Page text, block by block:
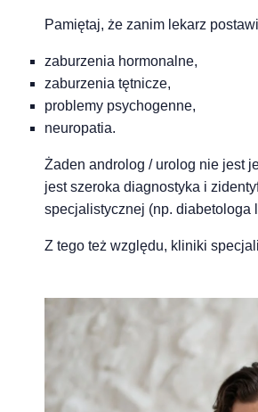
Pamiętaj, że zanim lekarz
zaburzenia hormonalne,
zaburzenia tętnicze,
problemy psychogenne,
neuropatia.
Żaden androlog / urolog nie jest
jest szeroka diagnostyka i
specjalistycznej (np. diabetologa
Z tego też względu, kliniki